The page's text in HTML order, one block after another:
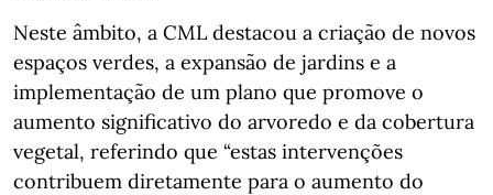
Neste âmbito, a CML destacou a criação de novos
espaços verdes, a expansão de jardins e a
implementação de um plano que promove o
aumento significativo do arvoredo e da cobertura
vegetal, referindo que “estas intervenções
contribuem diretamente para o aumento do